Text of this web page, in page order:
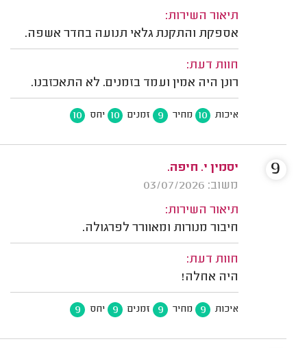
תיאור השירות:
אספקת והתקנת גלאי תנועה בחדר אשפה.
חוות דעת:
רונן היה אמין ועמד בזמנים. לא התאכזבנו.
איכות 10 מחיר 9 זמנים 10 יחס 10
יסמין י. חיפה.
משוב: 03/07/2026
תיאור השירות:
חיבור מנורות ומאוורר לפרגולה.
חוות דעת:
היה אחלה!
איכות 9 מחיר 9 זמנים 9 יחס 9
9